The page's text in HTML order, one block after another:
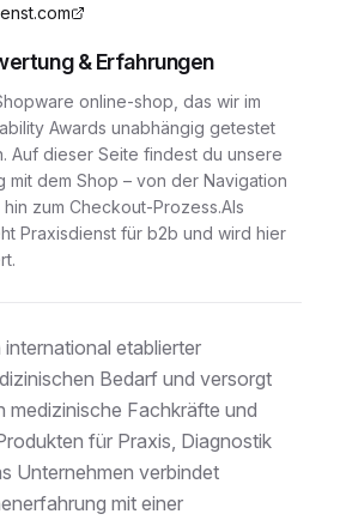
& Erfahrungen
online-shop , das wir im
Awards unabhängig getestet
Auf dieser Seite findest du unsere
mit dem Shop – von der Navigation
zum Checkout-Prozess.Als
Praxisdienst für b2b und wird hier
etablierter
Bedarf und versorgt
medizinische Fachkräfte und
für Praxis, Diagnostik
Unternehmen verbindet
mit einer